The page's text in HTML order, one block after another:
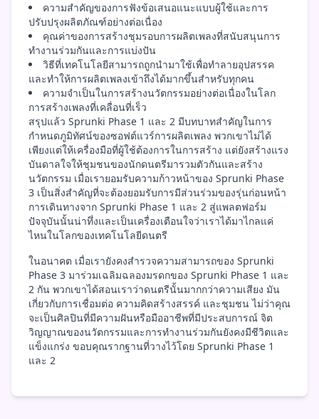
ความสำคัญของการฟังข้อเสนอแนะแบบผู้ใช้และการ
ปรับปรุงผลิตภัณฑ์อย่างต่อเนื่อง
คุณค่าของการสร้างชุมรอบการผลิตเพลงที่สนับสนุนการ
ทำงานร่วมกันและการแบ่งปัน
วิธีที่เทคโนโลยีสามารถถูกนำมาใช้เพื่อทำลายอุปสรรค
และทำให้การผลิตเพลงเข้าถึงได้มากขึ้นสำหรับทุกคน
ความจำเป็นในการสร้างนวัตกรรมอย่างต่อเนื่องในโลก
การสร้างเพลงที่เคลื่อนที่เร็ว
สรุปแล้ว Sprunki Phase 1 และ 2 มีบทบาทสำคัญในการ
กำหนดภูมิทัศน์ของซอฟต์แวร์การผลิตเพลง พวกเขาไม่ได้
เพียงแต่ให้เครื่องมือที่ผู้ใช้ต้องการในการสร้าง แต่ยังสร้างแรง
บันดาลใจให้ชุมชนของนักดนตรีมารวมตัวกันและสร้าง
นวัตกรรม เมื่อเรายอมรับความก้าวหน้าของ Sprunki Phase
3 เป็นสิ่งสำคัญที่จะต้องยอมรับการมีส่วนร่วมของรุ่นก่อนหน้า
การเดินทางจาก Sprunki Phase 1 และ 2 สู่แพลตฟอร์ม
ปัจจุบันนั้นน่าทึ่งและเป็นเครื่องเตือนใจว่าเราได้มาไกลแค่
ไหนในโลกของเทคโนโลยีดนตรี
ในอนาคต เมื่อเรายังคงสำรวจความสามารถของ Sprunki
Phase 3 มาร่วมเฉลิมฉลองมรดกของ Sprunki Phase 1 และ
2 กัน พวกเขาได้สอนเราว่าดนตรีนั้นมากกว่าความเสียง มัน
เกี่ยวกับการเชื่อมต่อ ความคิดสร้างสรรค์ และชุมชน ไม่ว่าคุณ
จะเป็นศิลปินที่มีความฝันหรือมืออาชีพที่มีประสบการณ์ จิต
วิญญาณของนวัตกรรมและการทำงานร่วมกันยังคงมีชีวิตและ
แข็งแกร่ง ขอบคุณรากฐานที่วางไว้โดย Sprunki Phase 1
และ 2